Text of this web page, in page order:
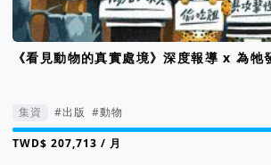
《看見動物的真實處境》深度報導 x 為牠
集資 #出版 #動物
集資進度 70%
/ 月